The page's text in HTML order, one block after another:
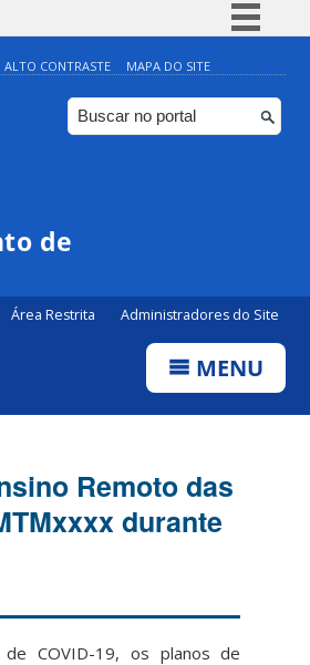
Simplifique!
Comunica BR
Participe
ALTO CONTRASTE MAPA DO SITE
de
Área Restrita Administradores do Site
MENU
Remoto das
durante
de COVID-19, os planos de